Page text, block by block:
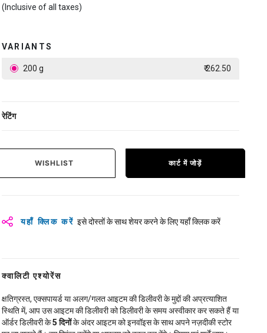
(Inclusive of all taxes)
VARIANTS
200 g ₹ 262.50
रेटिंग
WISHLIST कार्ट में जोड़ें
यहाँ क्लिक करें इसे दोस्तों के साथ शेयर करने के लिए यहाँ क्लिक करें
क्वालिटी एश्योरेंस
क्षतिग्रस्त, एक्सपायर्ड या अलग/गलत आइटम की डिलीवरी के मुद्दों की अप्रत्याशित
स्थिति में, आप उस आइटम की डिलीवरी को डिलीवरी के समय अस्वीकार कर सकते हैं या
ऑर्डर डिलीवरी के 5 दिनोंके अंदर आइटम को इनवॉइस के साथ अपने नज़दीकी स्टोर